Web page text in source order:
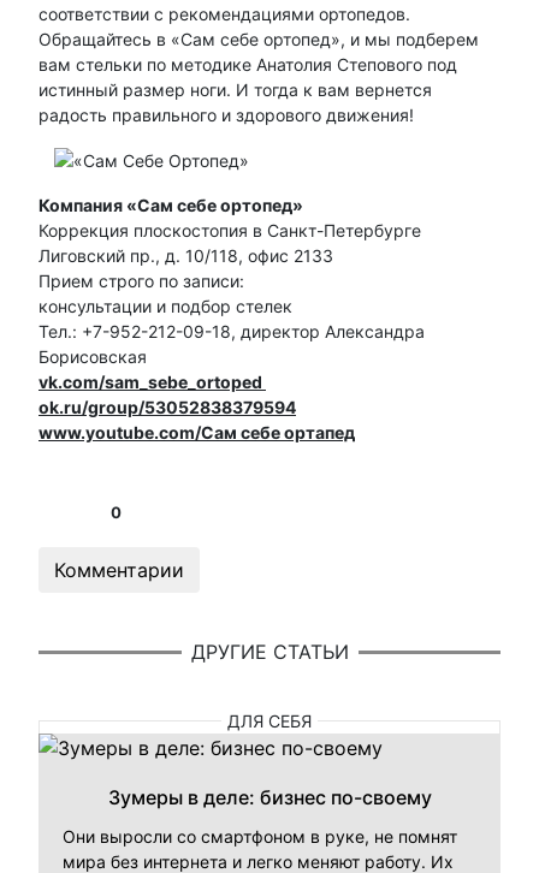
соответствии с рекомендациями ортопедов.
Обращайтесь в «Сам себе ортопед», и мы подберем
вам стельки по методике Анатолия Степового под
истинный размер ноги. И тогда к вам вернется
радость правильного и здорового движения!
Компания «Сам себе ортопед»
Коррекция плоскостопия в Санкт-Петербурге
Лиговский пр., д. 10/118, офис 2133
Прием строго по записи:
консультации и подбор стелек
Тел.: +7-952-212-09-18, директор Александра
Борисовская
vk.com/sam_sebe_ortoped
ok.ru/group/53052838379594
www.youtube.com/Сам себе ортапед
0
Комментарии
ДРУГИЕ СТАТЬИ
ДЛЯ СЕБЯ
Зумеры в деле: бизнес по-своему
Они выросли со смартфоном в руке, не помнят
мира без интернета и легко меняют работу. Их